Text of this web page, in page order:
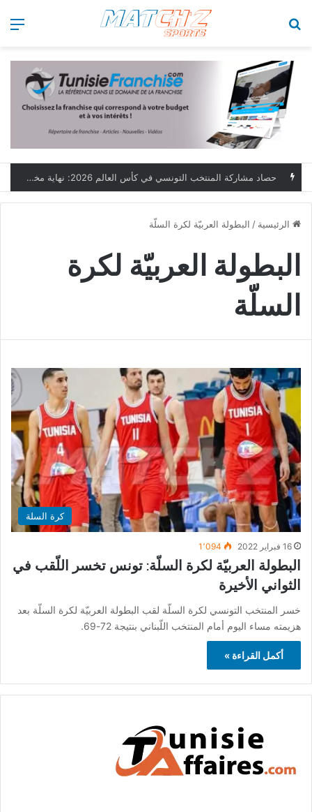
حصاد مشاركة المنتخب التونسي في كأس العالم 2026: نهاية مخيبة وطموحات مؤجلة
الرئيسية / البطولة العربيّة لكرة السلّة
البطولة العربيّة لكرة
السلّة
كرة السلة
16 فبراير 2022 1٬094
البطولة العربيّة لكرة السلّة: تونس تخسر اللّقب في
الثواني الأخيرة
خسر المنتخب التونسي لكرة السلّة لقب البطولة العربيّة لكرة السلّة بعد
هزيمته مساء اليوم أمام المنتخب اللّبناني بنتيجة 72-69.
أكمل القراءة »